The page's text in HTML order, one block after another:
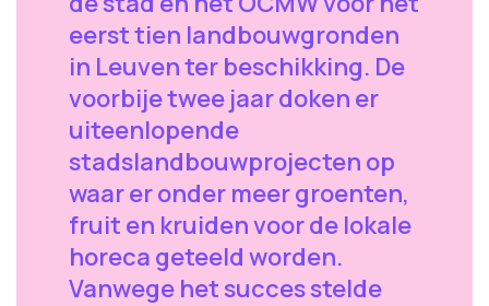
eerst tien landbouwgronden
in Leuven ter beschikking. De
voorbije twee jaar doken er
uiteenlopende
stadslandbouwprojecten op
waar er onder meer groenten,
fruit en kruiden voor de lokale
horeca geteeld worden.
Vanwege het succes stelde